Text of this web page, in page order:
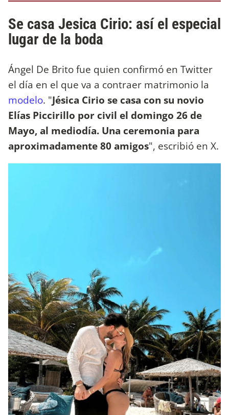
Se casa Jesica Cirio: así el especial
lugar de la boda
Ángel De Brito fue quien confirmó en Twitter
el día en el que va a contraer matrimonio la
modelo. "Jésica Cirio se casa con su novio
Elías Piccirillo por civil el domingo 26 de
Mayo, al mediodía. Una ceremonia para
aproximadamente 80 amigos", escribió en X.